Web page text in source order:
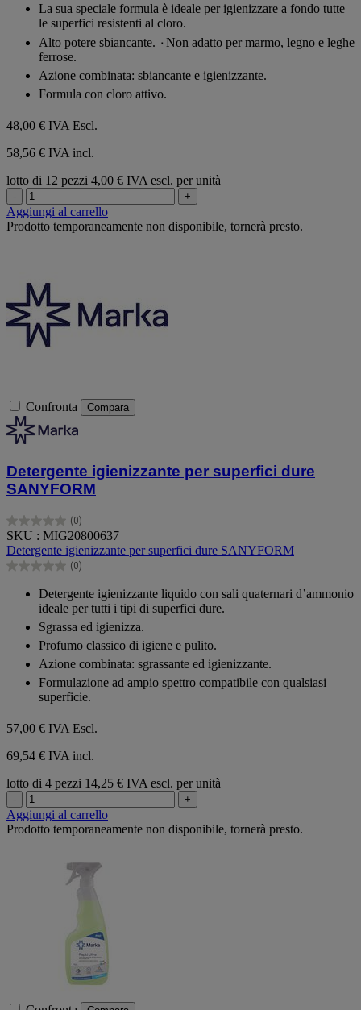
stelle.
La sua speciale formula è ideale per igienizzare a fondo tutte
le superfici resistenti al cloro.
Alto potere sbiancante. ٠Non adatto per marmo, legno e leghe
ferrose.
Azione combinata: sbiancante e igienizzante.
Formula con cloro attivo.
48,00 € IVA Escl.
58,56 € IVA incl.
lotto di 12 pezzi 4,00 € IVA escl. per unità
- +
Aggiungi al carrello
Prodotto temporaneamente non disponibile, tornerà presto.
Confronta Compara
Detergente igienizzante per superfici dure
SANYFORM
(0)
0.0
su
5
stelle.
SKU : MIG20800637
Detergente igienizzante per superfici dure SANYFORM
(0)
0.0
Detergente igienizzante liquido con sali quaternari d’ammonio
ideale per tutti i tipi di superfici dure.
Sgrassa ed igienizza.
Profumo classico di igiene e pulito.
Azione combinata: sgrassante ed igienizzante.
Formulazione ad ampio spettro compatibile con qualsiasi
superficie.
57,00 € IVA Escl.
69,54 € IVA incl.
lotto di 4 pezzi 14,25 € IVA escl. per unità
- +
Aggiungi al carrello
Prodotto temporaneamente non disponibile, tornerà presto.